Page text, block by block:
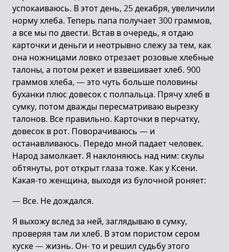
успокаиваюсь. В этот день, 25 декабря, увеличили
норму хлеба. Теперь папа получает 300 граммов,
а все мы по двести. Встав в очередь, я отдаю
карточки и деньги и неотрывно слежу за тем, как
она ножницами ловко отрезает розовые хлебные
талоны, а потом режет и взвешивает хлеб. 900
граммов хлеба, — это чуть больше половины
буханки плюс довесок с полпальца. Прячу хлеб в
сумку, потом дважды пересматриваю вырезку
талонов. Все правильно. Карточки в перчатку,
довесок в рот. Поворачиваюсь — и
останавливаюсь. Передо мной падает человек.
Народ замолкает. Я наклоняюсь над ним: скулы
обтянуты, рот открыт глаза тоже. Как у Ксени.
Какая-то женщина, выходя из булочной роняет:
— Все. Не дождался.
Я выхожу вслед за ней, заглядываю в сумку,
проверяя там ли хлеб. В этом пористом сером
куске — жизнь. Он- то и решил судьбу этого